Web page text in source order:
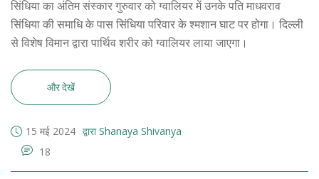
सिंधिया का अंतिम संस्कार गुरुवार को ग्वालियर में उनके पति माधवराव
सिंधिया की समाधि के पास सिंधिया परिवार के श्मशान घाट पर होगा। दिल्ली
से विशेष विमान द्वारा पार्थिव शरीर को ग्वालियर लाया जाएगा।
और देखें
15 मई 2024 द्वारा Shanaya Shivanya
18